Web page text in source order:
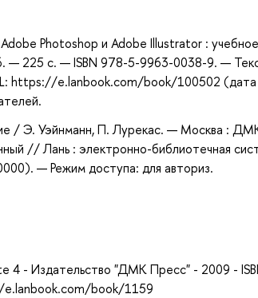
Photoshop и Adobe Illustrator : учебное
225 с. — ISBN 978-5-9963-0038-9. —
https://e.lanbook.com/book/100502 (дата
/ Э. Уэйнманн, П. Лурекас. — Москва :
// Лань : электронно-библиотечная
— Режим доступа: для авториз.
4 - Издательство "ДМК Пресс" - 2009 -
book/1159